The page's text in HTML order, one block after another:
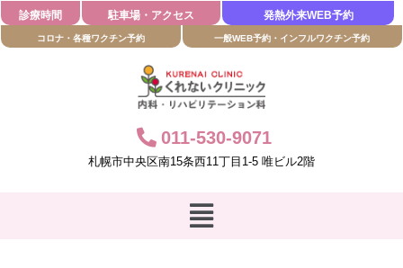
診療時間 駐車場・アクセス 発熱外来WEB予約
コロナ・各種ワクチン予約 一般WEB予約・インフルワクチン予約
011-530-9071
札幌市中央区南15条西11丁目 1-5 唯ビル2階